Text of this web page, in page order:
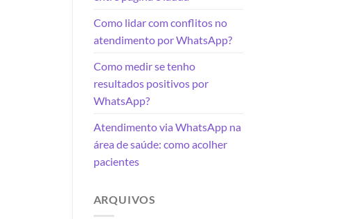
Como lidar com conflitos no
atendimento por WhatsApp?
Como medir se tenho
resultados positivos por
WhatsApp?
Atendimento via WhatsApp na
área de saúde: como acolher
pacientes
ARQUIVOS